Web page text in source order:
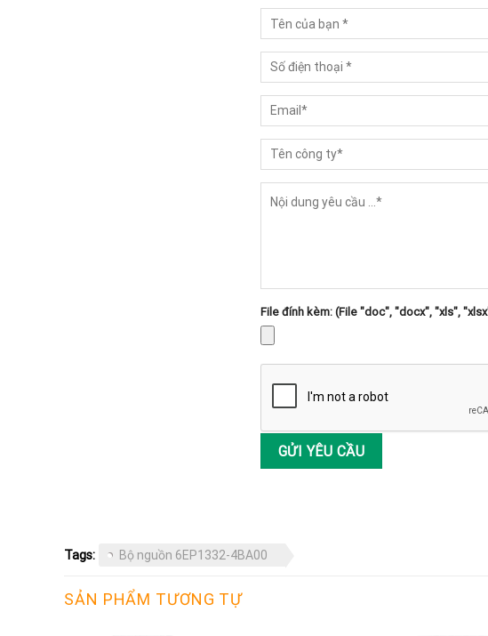
File đính kèm: (File "doc", "docx", "xls",
Tags: Bộ nguồn 6EP1332-4BA00
SẢN PHẨM TƯƠNG TỰ